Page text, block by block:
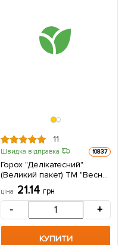
11
Швидка відправка 10837
Горох "Делікатесний"
(Великий пакет) ТМ "Весна"
ціна 21.14 грн
- +
КУПИТИ